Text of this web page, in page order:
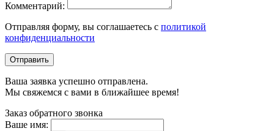
Комментарий:
Отправляя форму, вы соглашаетесь с политикой
конфиденциальности
Отправить
Ваша заявка успешно отправлена.
Мы свяжемся с вами в ближайшее время!
Заказ обратного звонка
Ваше имя: